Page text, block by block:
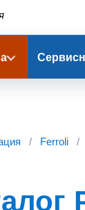
/ Ferroli /